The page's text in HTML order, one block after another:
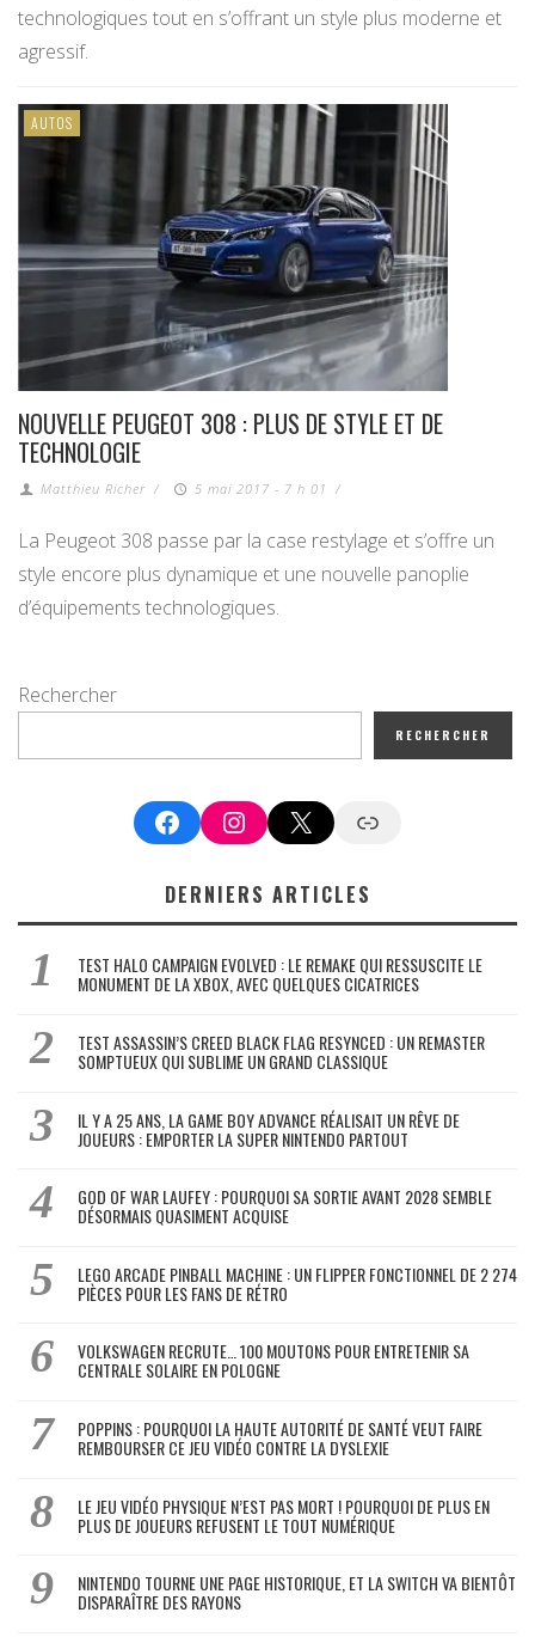
technologiques tout en s’offrant un style plus moderne et
agressif.
AUTOS
NOUVELLE PEUGEOT 308 : PLUS DE STYLE ET DE
TECHNOLOGIE
Matthieu Richer / 5 mai 2017 - 7 h 01 /
La Peugeot 308 passe par la case restylage et s’offre un
style encore plus dynamique et une nouvelle panoplie
d’équipements technologiques.
Rechercher
RECHERCHER
FacebookInstagram
X Google News
DERNIERS ARTICLES
TEST HALO CAMPAIGN EVOLVED : LE REMAKE QUI RESSUSCITE LE
MONUMENT DE LA XBOX, AVEC QUELQUES CICATRICES
TEST ASSASSIN’S CREED BLACK FLAG RESYNCED : UN REMASTER
SOMPTUEUX QUI SUBLIME UN GRAND CLASSIQUE
IL Y A 25 ANS, LA GAME BOY ADVANCE RÉALISAIT UN RÊVE DE
JOUEURS : EMPORTER LA SUPER NINTENDO PARTOUT
GOD OF WAR LAUFEY : POURQUOI SA SORTIE AVANT 2028 SEMBLE
DÉSORMAIS QUASIMENT ACQUISE
LEGO ARCADE PINBALL MACHINE : UN FLIPPER FONCTIONNEL DE 2 274
PIÈCES POUR LES FANS DE RÉTRO
VOLKSWAGEN RECRUTE… 100 MOUTONS POUR ENTRETENIR SA
CENTRALE SOLAIRE EN POLOGNE
POPPINS : POURQUOI LA HAUTE AUTORITÉ DE SANTÉ VEUT FAIRE
REMBOURSER CE JEU VIDÉO CONTRE LA DYSLEXIE
LE JEU VIDÉO PHYSIQUE N’EST PAS MORT ! POURQUOI DE PLUS EN
PLUS DE JOUEURS REFUSENT LE TOUT NUMÉRIQUE
NINTENDO TOURNE UNE PAGE HISTORIQUE, ET LA SWITCH VA BIENTÔT
DISPARAÎTRE DES RAYONS